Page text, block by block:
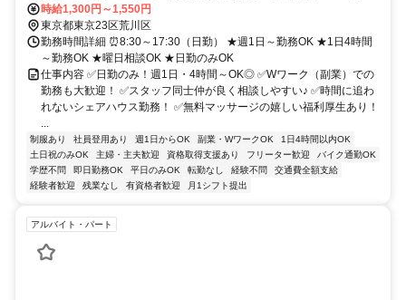
勤OK
時給1,300円～1,550円
東京都東京23区荒川区
勤務時間詳細 ⏰8:30～17:30（日勤） ★週1日～勤務OK ★1日4時間
～勤務OK ★曜日相談OK ★日勤のみOK
仕事内容 ✅日勤のみ！週1日・4時間～OK◎ ✅Wワーク（副業）での
勤務も大歓迎！ ✅スタッフ同士仲が良く相談しやすい♪ ✅時間に追わ
れないシェアハウス勤務！ ✅無料マッサージの嬉しい福利厚生あり！
制服あり 社員登用あり 週1日からOK 副業・WワークOK
1日4時間以内OK
土日祝のみOK
主婦・主夫歓迎 資格取得支援あり フリーター歓迎
バイク通勤OK
学歴不問
即日勤務OK 平日のみOK 転勤なし 経験不問
交通費全額支給
経験者歓迎
残業なし 有資格者歓迎 月1シフト提出
アルバイト・パート